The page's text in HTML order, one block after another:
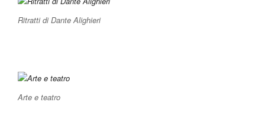
Ritratti di Dante Alighieri
Arte e teatro